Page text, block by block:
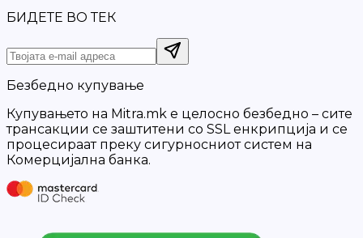
БИДЕТЕ ВО ТЕК
Безбедно купување
Купувањето на Mitra.mk е целосно безбедно – сите
трансакции се заштитени со SSL енкрипција и се
процесираат преку сигурносниот систем на
Комерцијална банка.